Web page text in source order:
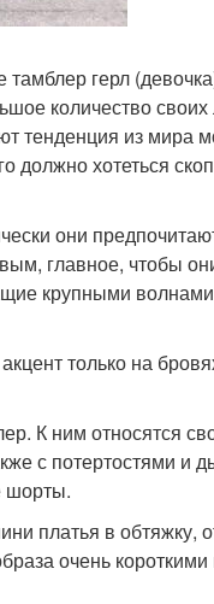
герл
количество своих
тенденция из мира
должно хотеться
они
главное, чтобы
крупными
только на
К ним относятся
с потертостями и
шорты.
платья в обтяжку,
очень